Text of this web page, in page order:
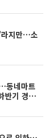
라지만…소
동네마트
반기 경제